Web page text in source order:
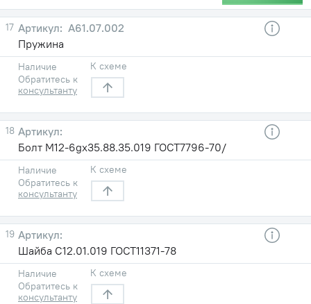
17
A61.07.002
Пружина
Наличие
Обратитесь к
консультанту
К схеме
18
Болт М12-6gх35.88.35.019 ГОСТ7796-70/
Наличие
Обратитесь к
консультанту
К схеме
19
Шайба С12.01.019 ГОСТ11371-78
Наличие
Обратитесь к
консультанту
К схеме